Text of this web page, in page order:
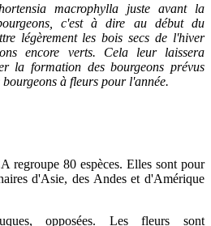
macrophylla juste avant la
c'est à dire au début du
légèrement les bois secs de l'hiver
encore verts. Cela leur laissera
la formation des bourgeons prévus
à fleurs pour l'année.
regroupe 80 espèces. Elles sont pour
d'Asie, des Andes et d'Amérique
opposées. Les fleurs sont